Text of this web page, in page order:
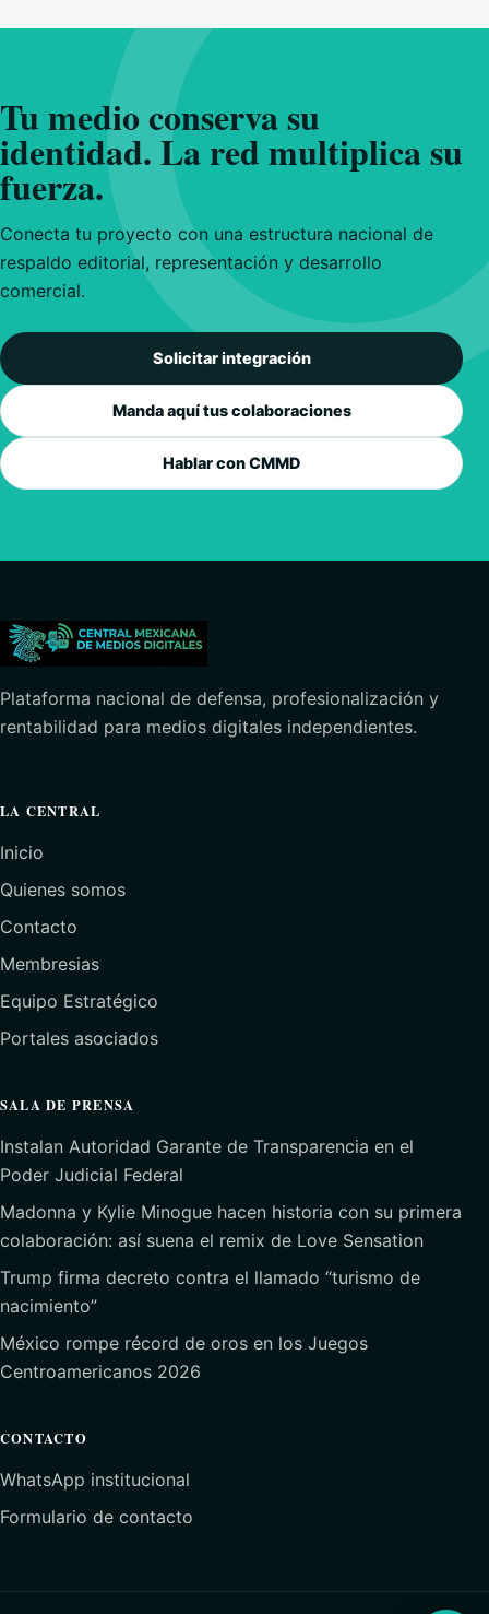
Tu medio conserva su
identidad. La red multiplica su
fuerza.
Conecta tu proyecto con una estructura nacional de
respaldo editorial, representación y desarrollo
comercial.
Solicitar integración
Manda aquí tus colaboraciones
Hablar con CMMD
Plataforma nacional de defensa, profesionalización y
rentabilidad para medios digitales independientes.
LA CENTRAL
Inicio
Quienes somos
Contacto
Membresias
Equipo Estratégico
Portales asociados
SALA DE PRENSA
Instalan Autoridad Garante de Transparencia en el
Poder Judicial Federal
Madonna y Kylie Minogue hacen historia con su primera
colaboración: así suena el remix de Love Sensation
Trump firma decreto contra el llamado “turismo de
nacimiento”
México rompe récord de oros en los Juegos
Centroamericanos 2026
CONTACTO
WhatsApp institucional
Formulario de contacto